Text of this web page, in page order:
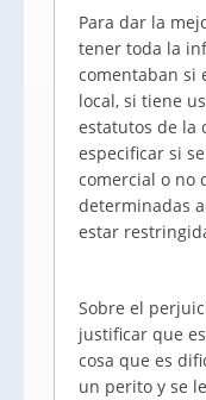
Para dar la
tener toda la
comentaban si
local, si tiene
estatutos de la
especificar si
comercial o no
determinadas
estar
Sobre el
justificar que
cosa que es
un perito y se